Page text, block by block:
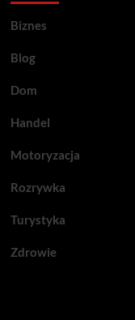
Biznes
Blog
Dom
Handel
Motoryzacja
Rozrywka
Turystyka
Zdrowie